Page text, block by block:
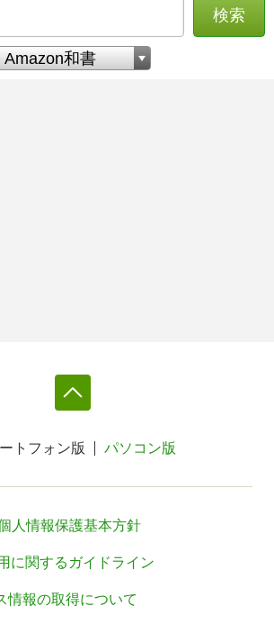
検索
トフォン版 パソコン版
人情報保護基本方針
に関するガイドライン
情報の取得について